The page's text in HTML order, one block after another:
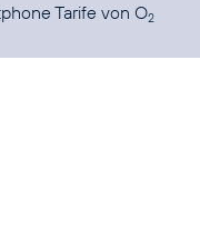
Tarife von O2